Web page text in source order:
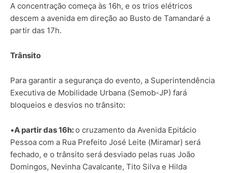
A concentração começa às 16h, e os trios elétricos
descem a avenida em direção ao Busto de Tamandaré a
partir das 17h.
Trânsito
Para garantir a segurança do evento, a Superintendência
Executiva de Mobilidade Urbana (Semob-JP) fará
bloqueios e desvios no trânsito:
•A partir das 16h:o cruzamento da Avenida Epitácio
Pessoa com a Rua Prefeito José Leite (Miramar) será
fechado, e o trânsito será desviado pelas ruas João
Domingos, Nevinha Cavalcante, Tito Silva e Hilda